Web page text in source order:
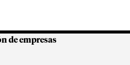
Colombianas
de empresas